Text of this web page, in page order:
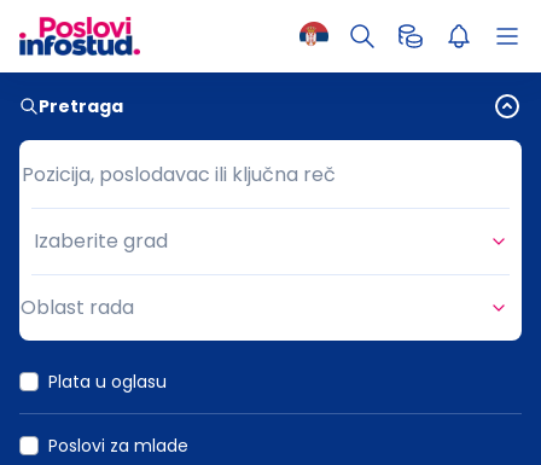
Pretraga
Pozicija, poslodavac ili ključna reč
Pozicija, poslodavac ili ključna reč
Grad
Izaberite grad
Oblast rada
Plata u oglasu
Poslovi za mlade